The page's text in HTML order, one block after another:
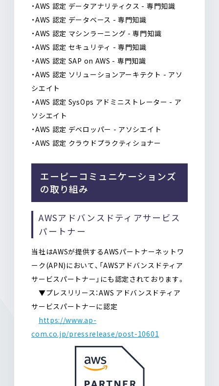
・AWS 認定 データアナリティクス - 専門知識
・AWS 認定 データベース - 専門知識
・AWS 認定 マシンラーニング - 専門知識
・AWS 認定 セキュリティ - 専門知識
・AWS 認定 SAP on AWS - 専門知識
・AWS 認定 ソリューションアーキテクト - アソ
シエイト
・AWS 認定 SysOps アドミニストレーター - ア
ソシエイト
・AWS 認定 デベロッパー - アソシエイト
・AWS 認定 クラウドプラクティショナー
エーピーコミュニケーションズ
の取り組み
AWSアドバンスドティアサービス
パートナー
当社はAWSが提供するAWSパートナーネットワ
ーク(APN)において、「AWSアドバンスドティア
サービスパートナー」にも認定されております。
▼プレスリリース：AWS アドバンスドティア
サービスパートナーに認定
https://www.ap-
com.co.jp/pressrelease/post-10601